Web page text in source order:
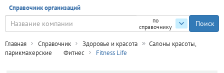
Справочник организаций
по
справочнику
Главная Справочник Здоровье и красота
Салоны красоты,
парикмахерские
Фитнес Fitness Life